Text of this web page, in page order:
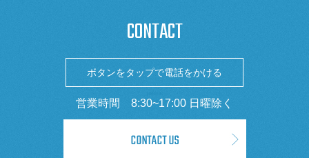
CONTACT
ボタンをタップで電話をかける
営業時間 8:30~17:00 日曜除く